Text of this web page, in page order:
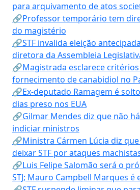
para arquivamento de atos
🔗Professor temporário tem
do magistério
🔗STF invalida eleição
diretora da Assembleia
🔗Magistrada esclarece
fornecimento de canabidiol no
🔗Ex-deputado Ramagem é
dias preso nos EUA
🔗Gilmar Mendes diz que não
indiciar ministros
🔗Ministra Cármen Lúcia diz
deixar STF por ataques
🔗Luis Felipe Salomão será o
STJ; Mauro Campbell Marques é